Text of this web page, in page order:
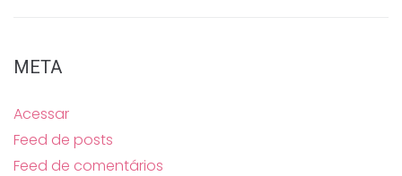
META
Acessar
Feed de posts
Feed de comentários